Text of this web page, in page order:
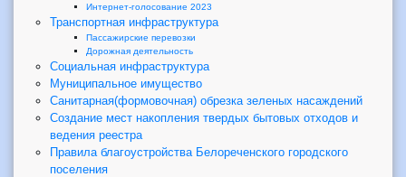
Интернет-голосование 2023
Транспортная инфраструктура
Пассажирские перевозки
Дорожная деятельность
Социальная инфраструктура
Муниципальное имущество
Санитарная(формовочная) обрезка зеленых насаждений
Создание мест накопления твердых бытовых отходов и
ведения реестра
Правила благоустройства Белореченского городского
поселения